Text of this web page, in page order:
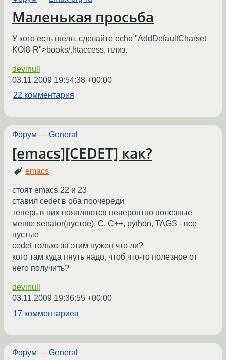
Маленькая просьба
У кого есть шелл, сделайте echo "AddDefaultCharset
KOI8-R">books/.htaccess, плиз.
devinull
03.11.2009 19:54:38 +00:00
22 комментария
Форум — General
[emacs][CEDET] как?
emacs
стоят emacs 22 и 23
ставил cedet в оба поочереди
теперь в них появляются невероятно полезные
меню: senator(пустое), C, C++, python, TAGS - все
пустые
cedet только за этим нужен что ли?
кого там куда пнуть надо, чтоб что-то полезное от
него получить?
devinull
03.11.2009 19:36:55 +00:00
17 комментариев
Форум — General